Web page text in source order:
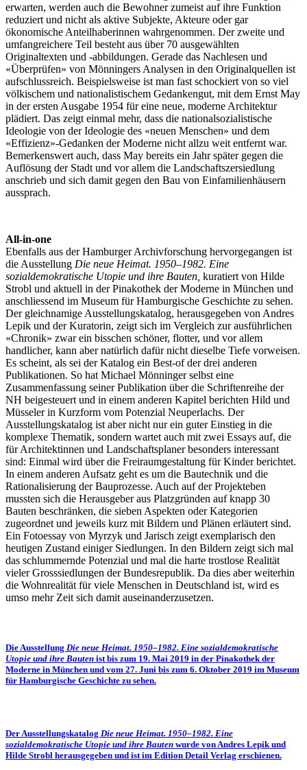
erwarten, werden auch die Bewohner zumeist auf ihre Funktion
reduziert und nicht als aktive Subjekte, Akteure oder gar
ökonomische Anteilhaberinnen wahrgenommen. Der zweite und
umfangreichere Teil besteht aus über 70 ausgewählten
Originaltexten und -abbildungen. Gerade das Nachlesen und
«Überprüfen» von Mönningers Analysen in den Originalquellen ist
aufschlussreich. Beispielsweise ist man fast schockiert von so viel
völkischem und nationalistischem Gedankengut, mit dem Ernst May
in der ersten Ausgabe 1954 für eine neue, moderne Architektur
plädiert. Das zeigt einmal mehr, dass die nationalsozialistische
Ideologie von der Ideologie des «neuen Menschen» und dem
«Effizienz»-Gedanken der Moderne nicht allzu weit entfernt war.
Bemerkenswert auch, dass May bereits ein Jahr später gegen die
Auflösung der Stadt und vor allem die Landschaftszersiedlung
anschrieb und sich damit gegen den Bau von Einfamilienhäusern
aussprach.
All-in-one
Ebenfalls aus der Hamburger Archivforschung hervorgegangen ist
die Ausstellung Die neue Heimat. 1950–1982. Eine
sozialdemokratische Utopie und ihre Bauten, kuratiert von Hilde
Strobl und aktuell in der Pinakothek der Moderne in München und
anschliessend im Museum für Hamburgische Geschichte zu sehen.
Der gleichnamige Ausstellungskatalog, herausgegeben von Andres
Lepik und der Kuratorin, zeigt sich im Vergleich zur ausführlichen
«Chronik» zwar ein bisschen schöner, flotter, und vor allem
handlicher, kann aber natürlich dafür nicht dieselbe Tiefe vorweisen.
Es scheint, als sei der Katalog ein Best-of der drei anderen
Publikationen. So hat Michael Mönninger selbst eine
Zusammenfassung seiner Publikation über die Schriftenreihe der
NH beigesteuert und in einem anderen Kapitel berichten Hild und
Müsseler in Kurzform vom Potenzial Neuperlachs. Der
Ausstellungskatalog ist aber nicht nur ein guter Einstieg in die
komplexe Thematik, sondern wartet auch mit zwei Essays auf, die
für Architektinnen und Landschaftsplaner besonders interessant
sind: Einmal wird über die Freiraumgestaltung für Kinder berichtet.
In einem anderen Aufsatz geht es um die Bautechnik und die
Rationalisierung der Bauprozesse. Auch auf der Projekteben
mussten sich die Herausgeber aus Platzgründen auf knapp 30
Bauten beschränken, die sieben Aspekten oder Kategorien
zugeordnet und jeweils kurz mit Bildern und Plänen erläutert sind.
Ein Fotoessay von Myrzyk und Jarisch zeigt exemplarisch den
heutigen Zustand einiger Siedlungen. In den Bildern zeigt sich mal
das schlummernde Potenzial und mal die harte trostlose Realität
vieler Grosssiedlungen der Bundesrepublik. Da dies aber weiterhin
die Wohnrealität für viele Menschen in Deutschland ist, wird es
umso mehr Zeit sich damit auseinanderzusetzen.
Die Ausstellung Die neue Heimat. 1950–1982. Eine sozialdemokratische
Utopie und ihre Bauten ist bis zum 19. Mai 2019 in der Pinakothek der
Moderne in München und vom 27. Juni bis zum 6. Oktober 2019 im Museum
für Hamburgische Geschichte zu sehen.
Der Ausstellungskatalog Die neue Heimat. 1950–1982. Eine
sozialdemokratische Utopie und ihre Bauten wurde von Andres Lepik und
Hilde Strobl herausgegeben und ist im Edition Detail Verlag erschienen.